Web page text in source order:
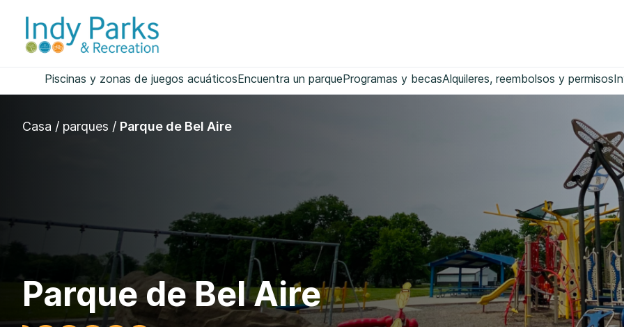
contenido
Piscinas y zonas de juegos acuáticosEncuentra un parqueProgramas y becasAlquileres, reembolsos y permisos
Casa / parques / Parque de Bel Aire
Parque de Bel Aire